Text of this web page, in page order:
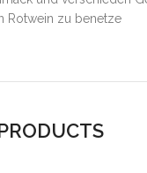
Rotwein zu benetze